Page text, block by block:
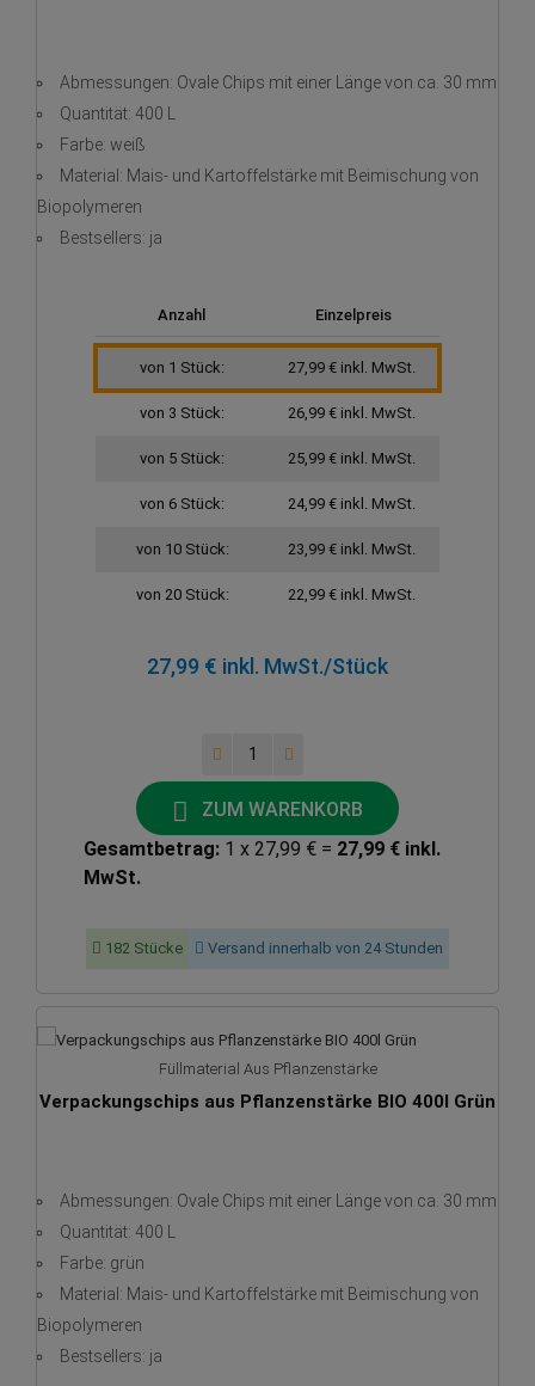
Abmessungen: Ovale Chips mit einer Länge von ca. 30 mm
Quantität: 400 L
Farbe: weiß
Material: Mais- und Kartoffelstärke mit Beimischung von
Biopolymeren
Bestsellers: ja
Anzahl Einzelpreis
von 1 Stück: 27,99 € inkl. MwSt.
von 3 Stück: 26,99 € inkl. MwSt.
von 5 Stück: 25,99 € inkl. MwSt.
von 6 Stück: 24,99 € inkl. MwSt.
von 10 Stück: 23,99 € inkl. MwSt.
von 20 Stück: 22,99 € inkl. MwSt.
27,99 € inkl. MwSt./Stück
ZUM WARENKORB
Gesamtbetrag: 1 x 27,99 € = 27,99 € inkl.
MwSt.
182 Stücke Versand innerhalb von 24 Stunden
Füllmaterial Aus Pflanzenstärke
Verpackungschips aus Pflanzenstärke BIO 400l Grün
Abmessungen: Ovale Chips mit einer Länge von ca. 30 mm
Quantität: 400 L
Farbe: grün
Material: Mais- und Kartoffelstärke mit Beimischung von
Biopolymeren
Bestsellers: ja